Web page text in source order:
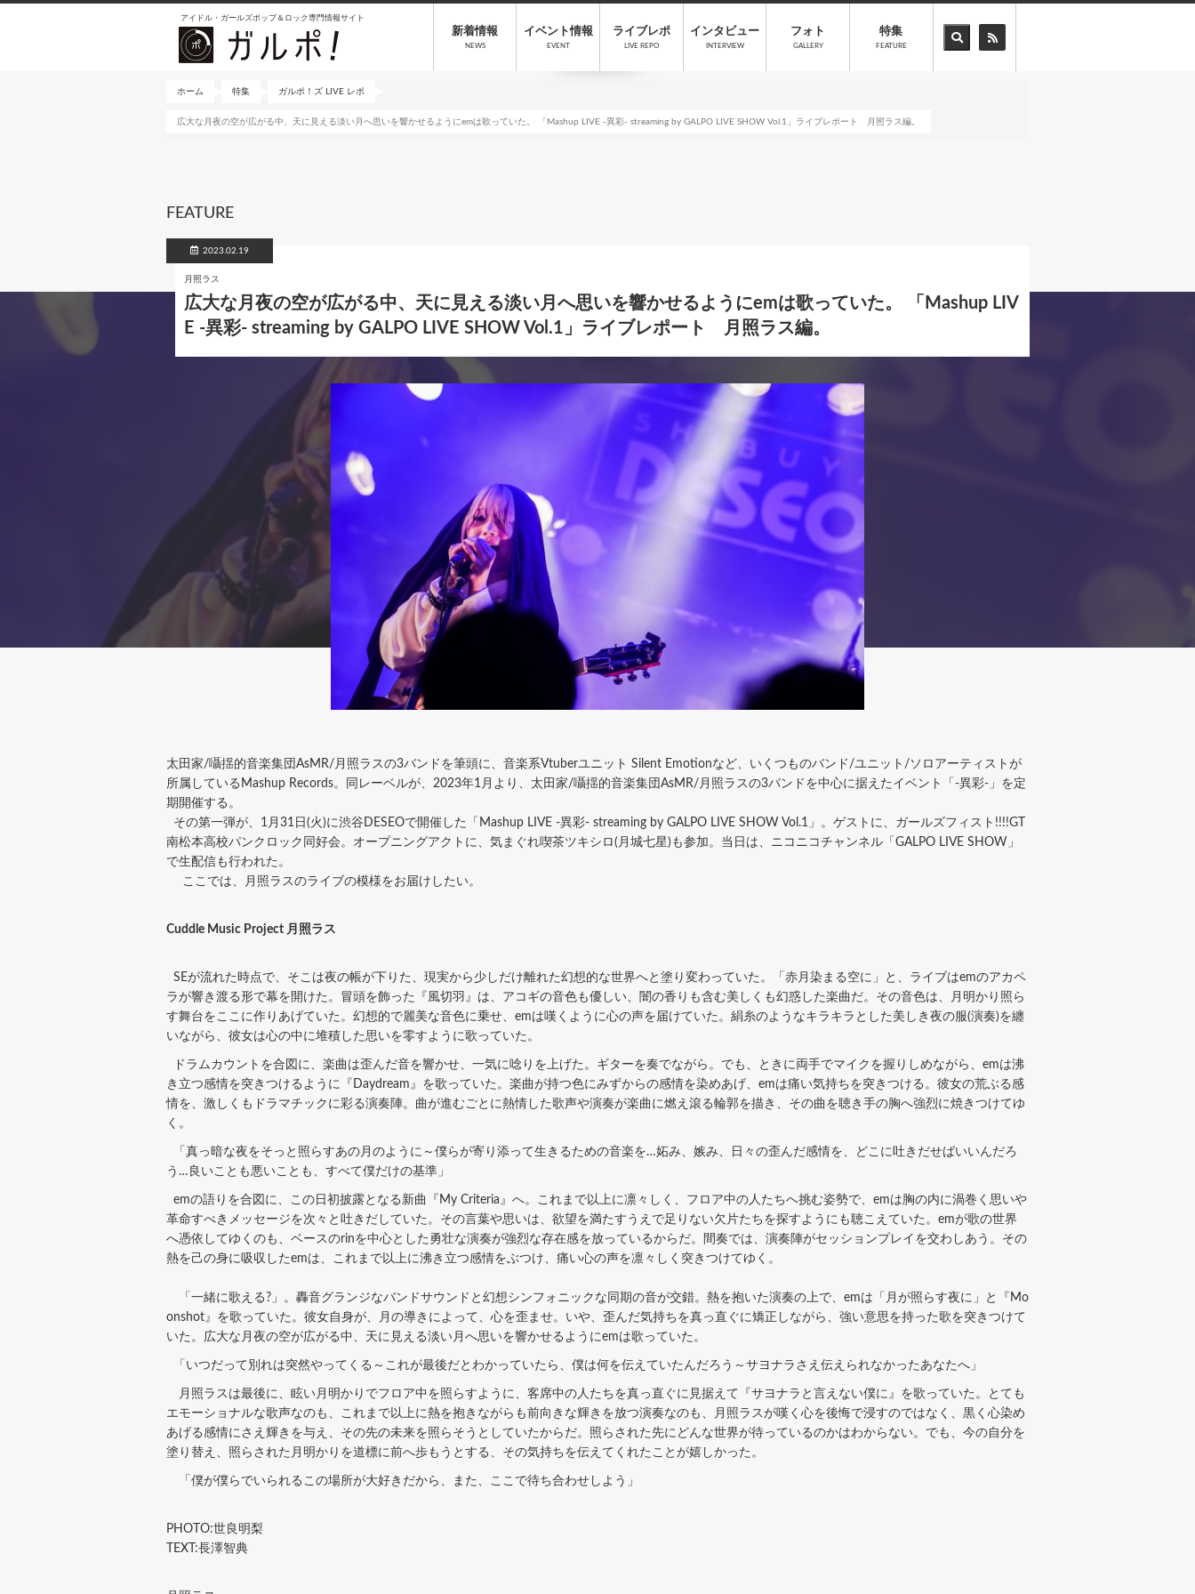
アイドル・ガールズポップ＆ロック専門情報サイト
新着情報
NEWS
イベント情報
EVENT
ライブレポ
LIVE REPO
インタビュー
INTERVIEW
フォト
GALLERY
特集
FEATURE
ホーム 特集 ガルポ！ズ LIVE レポ
広大な月夜の空が広がる中、天に見える淡い月へ思いを響かせるようにemは歌っていた。 「Mashup LIVE -異彩- streaming by GALPO LIVE SHOW Vol.1」ライブレポート 月照ラス編。
FEATURE
2023.02.19
月照ラス
広大な月夜の空が広がる中、天に見える淡い月へ思いを響かせるようにemは歌っていた。 「Mashup LIV
E -異彩- streaming by GALPO LIVE SHOW Vol.1」ライブレポート 月照ラス編。
太田家/囁揺的音楽集団AsMR/月照ラスの3バンドを筆頭に、音楽系Vtuberユニット Silent Emotionなど、いくつものバンド/ユニット/ソロアーティストが
所属しているMashup Records。同レーベルが、2023年1月より、太田家/囁揺的音楽集団AsMR/月照ラスの3バンドを中心に据えたイベント「-異彩-」を定
期開催する。
その第一弾が、1月31日(火)に渋谷DESEOで開催した「Mashup LIVE -異彩- streaming by GALPO LIVE SHOW Vol.1」。ゲストに、ガールズフィスト!!!!GT
南松本高校パンクロック同好会。オープニングアクトに、気まぐれ喫茶ツキシロ(月城七星)も参加。当日は、ニコニコチャンネル「GALPO LIVE SHOW」
で生配信も行われた。
ここでは、月照ラスのライブの模様をお届けしたい。
Cuddle Music Project 月照ラス
SEが流れた時点で、そこは夜の帳が下りた、現実から少しだけ離れた幻想的な世界へと塗り変わっていた。「赤月染まる空に」と、ライブはemのアカペ
ラが響き渡る形で幕を開けた。冒頭を飾った『風切羽』は、アコギの音色も優しい、闇の香りも含む美しくも幻惑した楽曲だ。その音色は、月明かり照ら
す舞台をここに作りあげていた。幻想的で麗美な音色に乗せ、emは嘆くように心の声を届けていた。絹糸のようなキラキラとした美しき夜の服(演奏)を纏
いながら、彼女は心の中に堆積した思いを零すように歌っていた。
ドラムカウントを合図に、楽曲は歪んだ音を響かせ、一気に唸りを上げた。ギターを奏でながら。でも、ときに両手でマイクを握りしめながら、emは沸
き立つ感情を突きつけるように『Daydream』を歌っていた。楽曲が持つ色にみずからの感情を染めあげ、emは痛い気持ちを突きつける。彼女の荒ぶる感
情を、激しくもドラマチックに彩る演奏陣。曲が進むごとに熱情した歌声や演奏が楽曲に燃え滾る輪郭を描き、その曲を聴き手の胸へ強烈に焼きつけてゆ
く。
「真っ暗な夜をそっと照らすあの月のように～僕らが寄り添って生きるための音楽を…妬み、嫉み、日々の歪んだ感情を、どこに吐きだせばいいんだろ
う…良いことも悪いことも、すべて僕だけの基準」
emの語りを合図に、この日初披露となる新曲『My Criteria』へ。これまで以上に凛々しく、フロア中の人たちへ挑む姿勢で、emは胸の内に渦巻く思いや
革命すべきメッセージを次々と吐きだしていた。その言葉や思いは、欲望を満たすうえで足りない欠片たちを探すようにも聴こえていた。emが歌の世界
へ憑依してゆくのも、ベースのrinを中心とした勇壮な演奏が強烈な存在感を放っているからだ。間奏では、演奏陣がセッションプレイを交わしあう。その
熱を己の身に吸収したemは、これまで以上に沸き立つ感情をぶつけ、痛い心の声を凛々しく突きつけてゆく。
「一緒に歌える?」。轟音グランジなバンドサウンドと幻想シンフォニックな同期の音が交錯。熱を抱いた演奏の上で、emは「月が照らす夜に」と『Mo
onshot』を歌っていた。彼女自身が、月の導きによって、心を歪ませ。いや、歪んだ気持ちを真っ直ぐに矯正しながら、強い意思を持った歌を突きつけて
いた。広大な月夜の空が広がる中、天に見える淡い月へ思いを響かせるようにemは歌っていた。
「いつだって別れは突然やってくる～これが最後だとわかっていたら、僕は何を伝えていたんだろう～サヨナラさえ伝えられなかったあなたへ」
月照ラスは最後に、眩い月明かりでフロア中を照らすように、客席中の人たちを真っ直ぐに見据えて『サヨナラと言えない僕に』を歌っていた。とても
エモーショナルな歌声なのも、これまで以上に熱を抱きながらも前向きな輝きを放つ演奏なのも、月照ラスが嘆く心を後悔で浸すのではなく、黒く心染め
あげる感情にさえ輝きを与え、その先の未来を照らそうとしていたからだ。照らされた先にどんな世界が待っているのかはわからない。でも、今の自分を
塗り替え、照らされた月明かりを道標に前へ歩もうとする、その気持ちを伝えてくれたことが嬉しかった。
「僕が僕らでいられるこの場所が大好きだから、また、ここで待ち合わせしよう」
PHOTO:世良明梨
TEXT:長澤智典